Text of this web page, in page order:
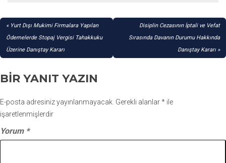
YAZI
GEZINMESI
Yurt Dışı Mukimi Firmalara Yapılan
Ödemelerde Stopaj Vergisi Tahakkuku
Üzerine Danıştay Kararı
Disiplin Cezasının İptali ve Vefat
Sırasında Davanın Durumu Hakkında
Danıştay Kararı
BIR YANIT YAZIN
E-posta adresiniz yayınlanmayacak. Gerekli alanlar* ile
işaretlenmişlerdir
Yorum *